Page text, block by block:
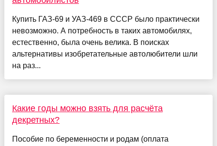
Купить ГАЗ-69 и УАЗ-469 в СССР было практически
невозможно. А потребность в таких автомобилях,
естественно, была очень велика. В поисках
альтернативы изобретательные автолюбители шли
на раз...
Какие годы можно взять для расчёта
декретных?
Пособие по беременности и родам (оплата